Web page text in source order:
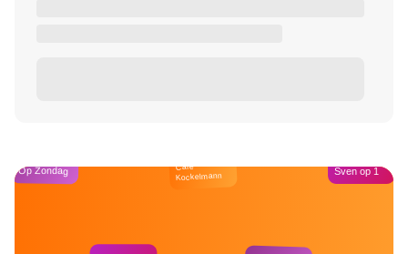
Op Zondag Café
Kockelmann Sven op 1